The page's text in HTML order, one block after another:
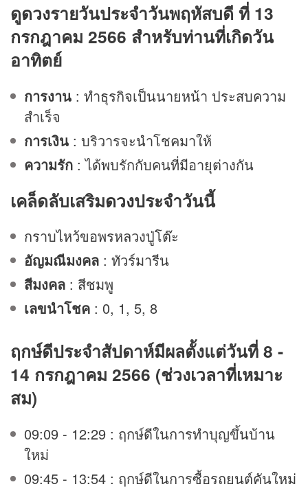
ดูดวงรายวันประจำวันพฤหัสบดี ที่ 13
กรกฎาคม 2566 สำหรับท่านที่เกิดวัน
อาทิตย์
การงาน : ทำธุรกิจเป็นนายหน้า ประสบความ
สำเร็จ
การเงิน : บริวารจะนำโชคมาให้
ความรัก : ได้พบรักกับคนที่มีอายุต่างกัน
เคล็ดลับเสริมดวงประจำวันนี้
กราบไหว้ขอพรหลวงปู่โต๊ะ
อัญมณีมงคล : ทัวร์มารีน
สีมงคล : สีชมพู
เลขนำโชค : 0, 1, 5, 8
ฤกษ์ดีประจำสัปดาห์มีผลตั้งแต่วันที่ 8 -
14 กรกฎาคม 2566 (ช่วงเวลาที่เหมาะ
สม)
09:09 - 12:29 : ฤกษ์ดีในการทำบุญขึ้นบ้าน
ใหม่
09:45 - 13:54 : ฤกษ์ดีในการซื้อรถยนต์คันใหม่